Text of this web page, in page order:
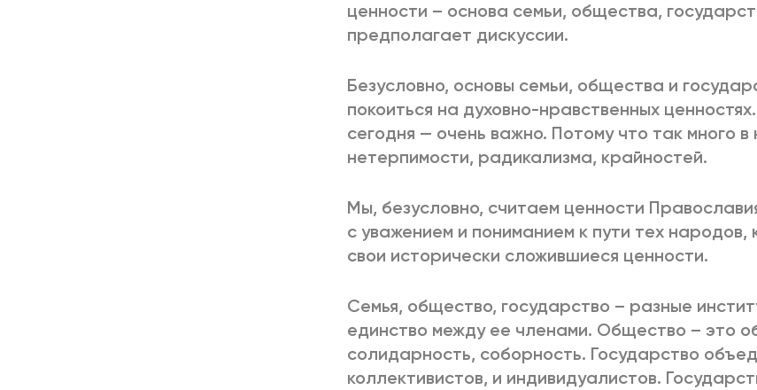
ценности – основа семьи, общества,
предполагает дискуссии.
Безусловно, основы семьи, общества и
покоиться на духовно-нравственных
сегодня — очень важно. Потому что так много
нетерпимости, радикализма, крайностей.
Мы, безусловно, считаем ценности
с уважением и пониманием к пути тех
свои исторически сложившиеся ценности.
Семья, общество, государство – разные
единство между ее членами. Общество – это
солидарность, соборность. Государство
коллективистов, и индивидуалистов.